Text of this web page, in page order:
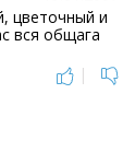
цветочный и
вся общага
|